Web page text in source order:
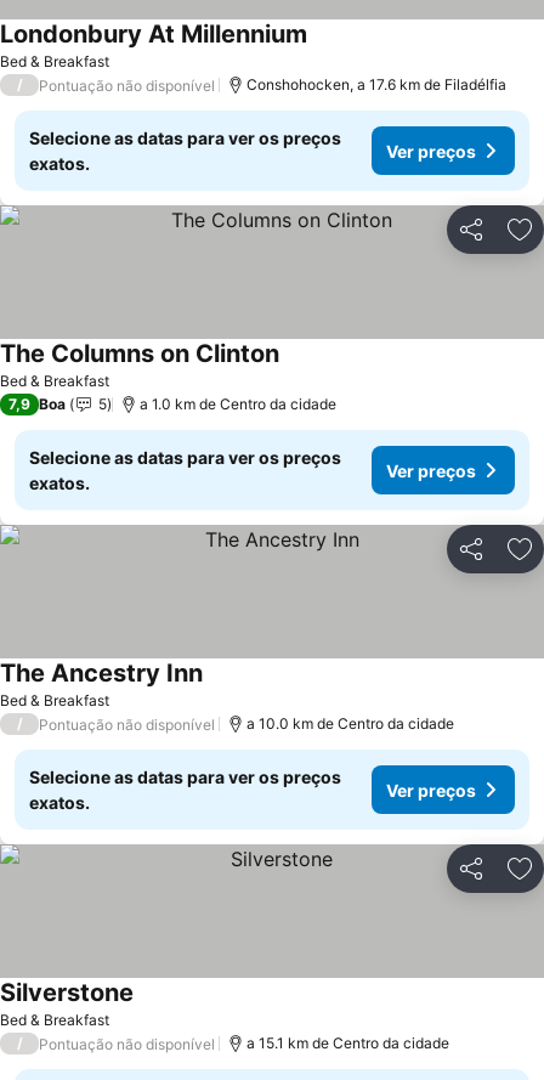
Bed & Breakfast
Londonbury At Millennium
/ Pontuação não disponível Conshohocken, a 17.6 km de Filadélfia
Selecione as datas para ver os preços
exatos.
Ver preços
Partilhar
Bed & Breakfast
The Columns on Clinton
7,9 Boa 5 a 1.0 km de Centro da cidade
Selecione as datas para ver os preços
exatos.
Ver preços
Partilhar
Bed & Breakfast
The Ancestry Inn
/ Pontuação não disponível a 10.0 km de Centro da cidade
Selecione as datas para ver os preços
exatos.
Ver preços
Partilhar
Bed & Breakfast
Silverstone
/ Pontuação não disponível a 15.1 km de Centro da cidade